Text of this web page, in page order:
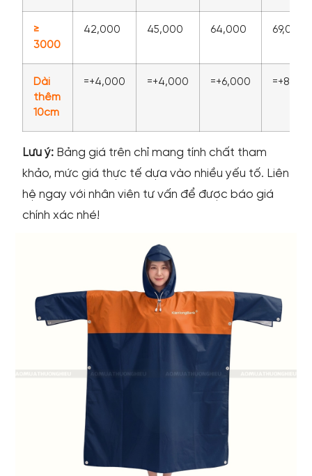
≥
3000
42,000 45,000 64,000 69,000
Dài
thêm
10cm
=+4,000 =+4,000 =+6,000
Lưu ý: Bảng giá trên chỉ mang tính chất tham
khảo, mức giá thực tế dựa vào nhiều yếu tố. Liên
hệ ngay với nhân viên tư vấn để được báo giá
chính xác nhé!